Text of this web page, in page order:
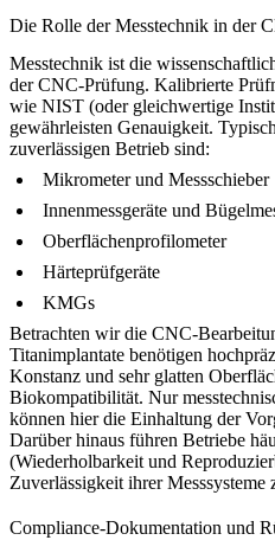
Die Rolle der Messtechnik in der
Messtechnik ist die
der CNC-Prüfung. Kalibrierte
wie NIST (oder gleichwertige
gewährleisten Genauigkeit.
zuverlässigen Betrieb sind:
Mikrometer und Messschieber
Innenmessgeräte und
Oberflächenprofilometer
Härteprüfgeräte
KMGs
Betrachten wir die CNC-
Titanimplantate benötigen
Konstanz und sehr glatten
Biokompatibilität. Nur
können hier die Einhaltung der
Darüber hinaus führen Betriebe
(Wiederholbarkeit und
Zuverlässigkeit ihrer Messsysteme
Compliance-Dokumentation und